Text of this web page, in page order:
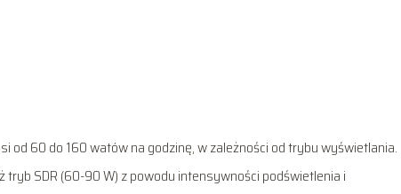
od 60 do 160 watów na godzinę, w zależności od trybu wyświetlania.
tryb SDR (60-90 W) z powodu intensywności podświetlenia i